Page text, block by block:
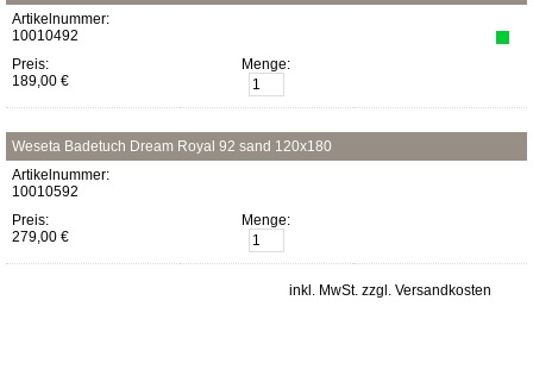
Artikelnummer:
10010492
Preis:
189,00 €
Menge:
Weseta Badetuch Dream Royal 92 sand 120x180
Artikelnummer:
10010592
Preis:
279,00 €
Menge:
inkl. MwSt. zzgl. Versandkosten